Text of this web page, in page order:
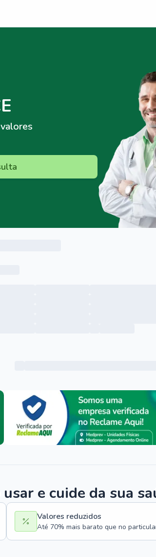
Menu lateral
e cuide da sua
Valores reduzidos
Até 70% mais barato que no